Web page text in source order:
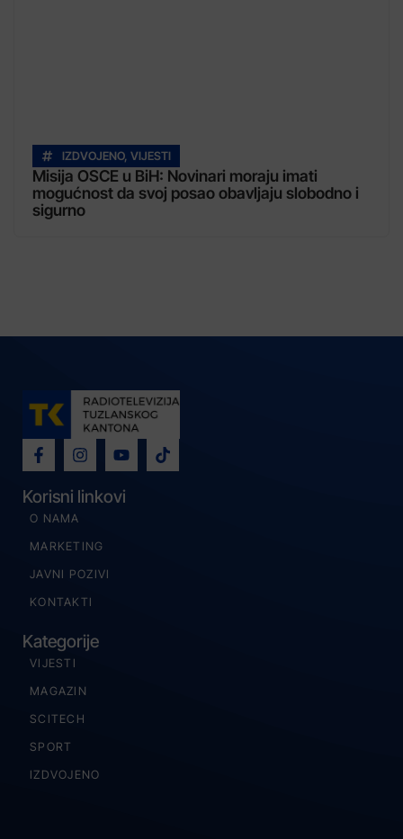
IZDVOJENO, VIJESTI
Misija OSCE u BiH: Novinari moraju imati
mogućnost da svoj posao obavljaju slobodno i
sigurno
Korisni linkovi
O NAMA
MARKETING
JAVNI POZIVI
KONTAKTI
Kategorije
VIJESTI
MAGAZIN
SCITECH
SPORT
IZDVOJENO